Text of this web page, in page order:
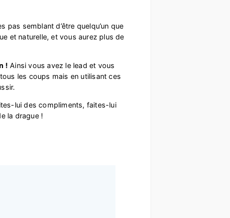
pas semblant d’être quelqu’un que
et naturelle, et vous aurez plus de
! Ainsi vous avez le lead et vous
les coups mais en utilisant ces
lui des compliments, faites-lui
la drague !